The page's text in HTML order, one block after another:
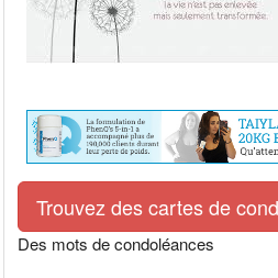
Trouvez des cartes de
Des mots de condoléances